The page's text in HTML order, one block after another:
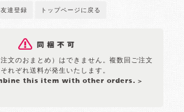
達登録 トップページに戻る
文のおまとめ）はできません。複数回ご注文
れぞれ送料が発生いたします。
this item with other orders. >